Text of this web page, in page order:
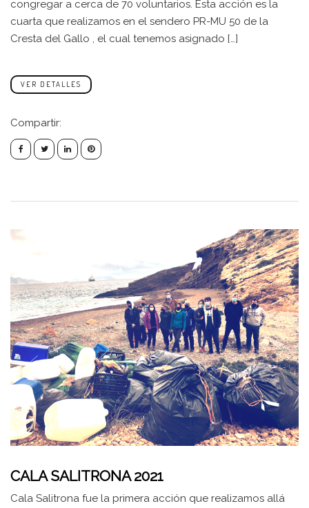
congregar a cerca de 70 voluntarios. Esta acción es la
cuarta que realizamos en el sendero PR-MU 50 de la
Cresta del Gallo , el cual tenemos asignado […]
VER DETALLES
Compartir:
CALA SALITRONA 2021
Cala Salitrona fue la primera acción que realizamos allá